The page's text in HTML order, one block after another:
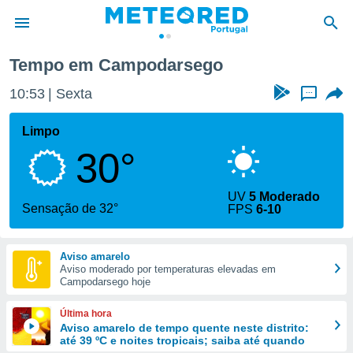
da
foi
fornecidas
a este
das
e
forma
digital
Tempo em Campodarsego
10:53 Sexta ...
Limpo
30°
Sensação de 32°
UV5 Moderado
FPS6-10
Aviso amarelo
Aviso moderado por temperaturas elevadas em
Campodarsego hoje
Última hora
Aviso amarelo de tempo quente neste distrito:
até 39 ºC e noites tropicais; saiba até quando